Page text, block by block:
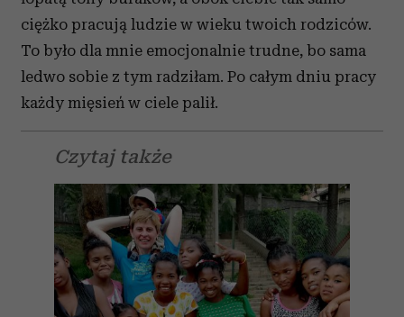
ciężko pracują ludzie w wieku twoich rodziców.
To było dla mnie emocjonalnie trudne, bo sama
ledwo sobie z tym radziłam. Po całym dniu pracy
każdy mięsień w ciele palił.
Czytaj także